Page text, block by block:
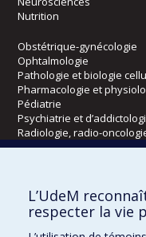
Nutrition
Obstétrique-gynécologie
Ophtalmologie
Pathologie et biologie
Pharmacologie et
Pédiatrie
Psychiatrie et
Radiologie, radio-
Écoles
Kinésiologie et des
Orthophonie et audiologie
L’UdeM
respecter la vie